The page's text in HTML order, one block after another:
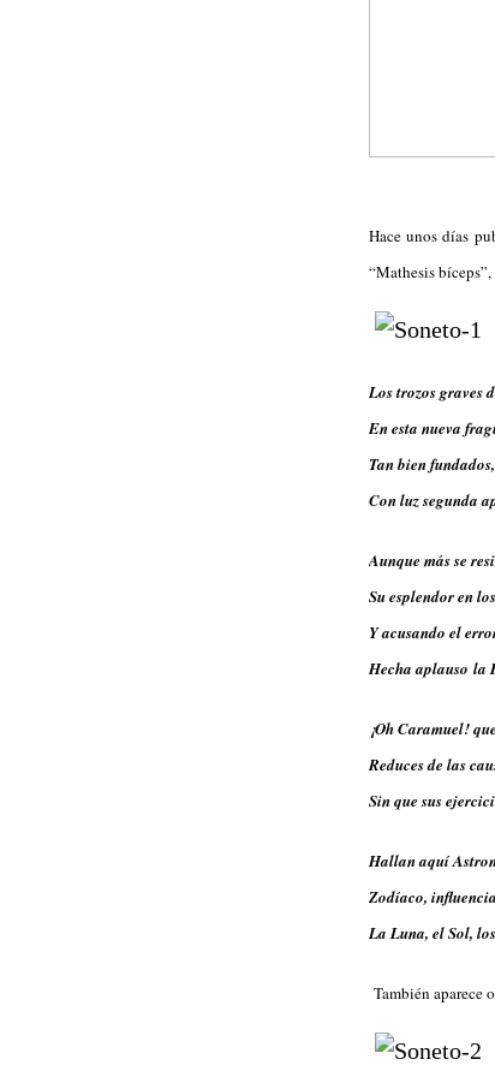
Hace unos días
“Mathesis
Los trozos graves
En esta nueva
Tan bien
Con luz segunda
Aunque más se
Su esplendor en
Y acusando el
Hecha aplauso la
¡Oh Caramuel!
Reduces de las
Sin que sus
Hallan aquí
Zodíaco,
La Luna, el Sol,
También aparece